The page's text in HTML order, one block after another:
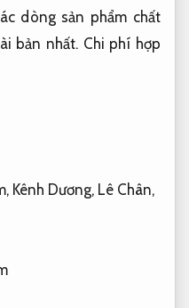
dòng sản phẩm chất
bản nhất. Chi phí hợp
Kênh Dương, Lê Chân,